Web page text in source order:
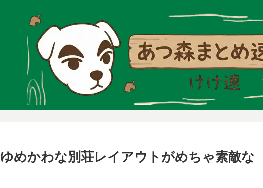
めかわな別荘レイアウトがめちゃ素敵な